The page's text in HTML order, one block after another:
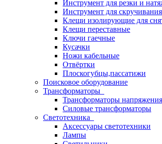
Инструмент для резки и
Инструмент для
Клещи изолирующие для
Клещи переставные
Ключи гаечные
Кусачки
Ножи кабельные
Отвёртки
Плоскогубцы,пассатижи
Поисковое оборудование
Трансформаторы
Трансформаторы напряжения
Силовые трансформаторы
Светотехника
Аксессуары светотехники
Лампы